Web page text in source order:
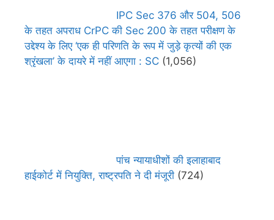
IPC Sec 376 और 504, 506
के तहत अपराध CrPC की Sec 200 के तहत परीक्षण के
उद्देश्य के लिए ‘एक ही परिणति के रूप में जुड़े कृत्यों की एक
श्रृंखला’ के दायरे में नहीं आएगा : SC (1,056)
पांच न्यायाधीशों की इलाहाबाद
हाईकोर्ट में नियुक्ति, राष्ट्रपति ने दी मंजूरी (724)